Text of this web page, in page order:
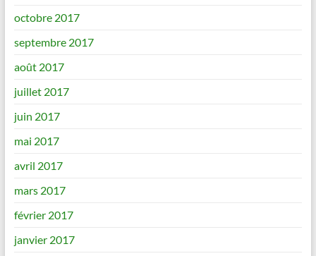
octobre 2017
septembre 2017
août 2017
juillet 2017
juin 2017
mai 2017
avril 2017
mars 2017
février 2017
janvier 2017